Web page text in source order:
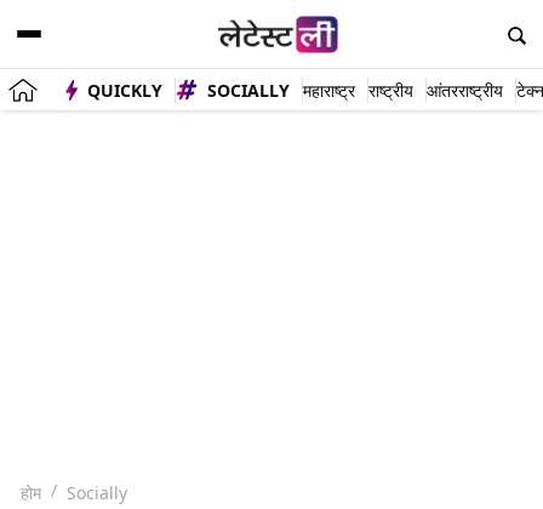
QUICKLY SOCIALLY महाराष्ट्र राष्ट्रीय आंतरराष्ट्रीय
होम Socially